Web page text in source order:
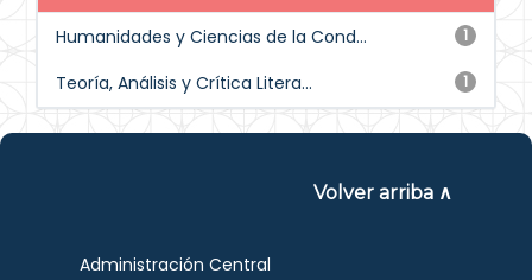
1
Humanidades y Ciencias de la Cond...
1
Teoría, Análisis y Crítica Litera...
Volver arriba ∧
Administración Central